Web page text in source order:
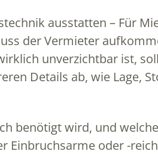
ausstatten – Für
der Vermieter
unverzichtbar ist,
Details ab, wie Lage,
benötigt wird, und
Einbruchsarme oder -